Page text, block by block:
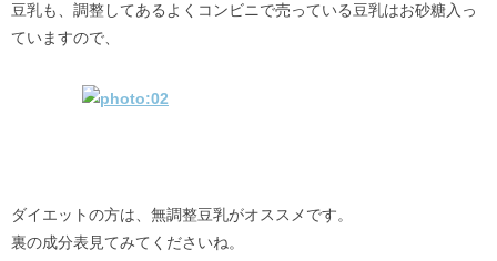
豆乳も、調整してあるよくコンビニで売っている豆乳はお砂糖入っ
ていますので、
ダイエットの方は、無調整豆乳がオススメです。
裏の成分表見てみてくださいね。